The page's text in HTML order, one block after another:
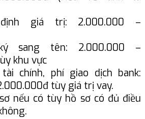
giá trị: 2.000.000 –
sang tên: 2.000.000 –
khu vực
chính, phí giao dịch bank:
tùy giá trị vay.
nếu có tùy hồ sơ có đủ điều